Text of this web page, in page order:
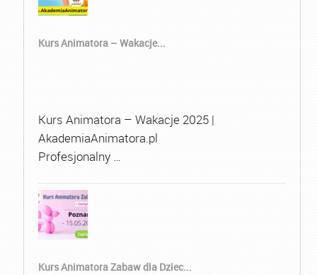
Kurs Animatora – Wakacje...
Kurs Animatora – Wakacje 2025 |
AkademiaAnimatora.pl
Profesjonalny …
Kurs Animatora Zabaw dla Dziec...